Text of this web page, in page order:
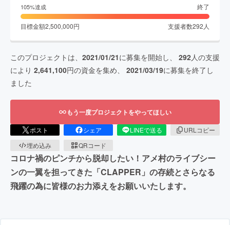
105%達成 終了
目標金額2,500,000円 支援者数292 人
このプロジェクトは、 2021/01/21に募集を開始し、 292人の支援
により 2,641,100円の資金を集め、 2021/03/19に募集を終了し
ました
もう一度プロジェクトをやってほしい
ポスト シェア LINEで送る
URLコピー
埋め込み
QRコード
コロナ禍のピンチから脱却したい！アメ村のライブシー
ンの一翼を担ってきた「CLAPPER」の存続とさらなる
飛躍の為に皆様のお力添えをお願いいたします。